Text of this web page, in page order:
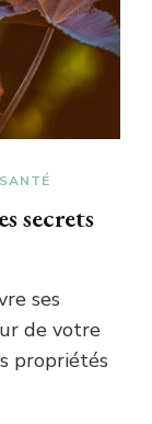
SANTÉ
secrets
ses
de votre
propriétés